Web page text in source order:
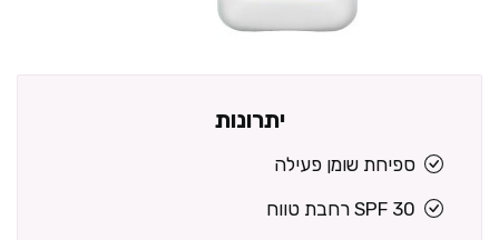
יתרונות
ספיחת שומן פעילה
SPF 30 רחבת טווח